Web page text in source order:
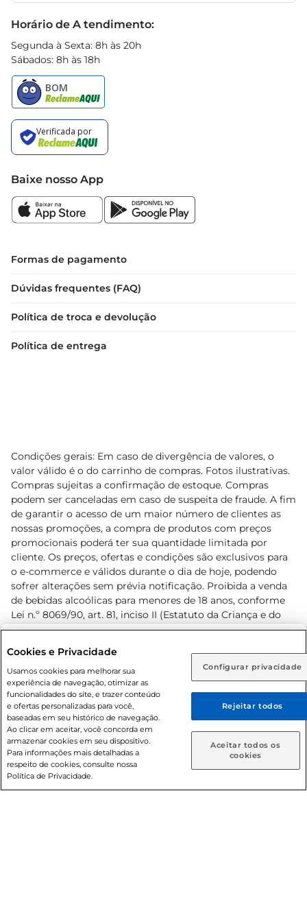
Rio de Janeiro (RJ) Goiás (GO)
Ou
Caso queira comprar online, informe como deseja receber
suas compras:
Entrega em casa Retire em Loja
em casa ou em pequenas reuniões. Sua
conservação é simples, podendo ser armazenado
em ambiente fresco e seco. Após aberto,
recomendase manter na geladeira e consumir
em até 3 dias para garantir a frescura e qualidade
do produto.
Com o Leite de Coco Freddo, suas receitas
autenticidade que vão impressionar a todos.
Horário de A tendimento:
Segunda à Sexta: 8h às 20h
Sábados: 8h às 18h
Baixe nosso App
Formas de pagamento
Dúvidas frequentes (FAQ)
Política de troca e devolução
Política de entrega
Condições gerais: Em caso de divergência de valores, o
valor válido é o do carrinho de compras. Fotos ilustrativas.
Compras sujeitas a confirmação de estoque. Compras
podem ser canceladas em caso de suspeita de fraude. A fim
de garantir o acesso de um maior número de clientes as
nossas promoções, a compra de produtos com preços
promocionais poderá ter sua quantidade limitada por
cliente. Os preços, ofertas e condições são exclusivos para
o e-commerce e válidos durante o dia de hoje, podendo
sofrer alterações sem prévia notificação. Proibida a venda
de bebidas alcoólicas para menores de 18 anos, conforme
Lei n.º 8069/90, art. 81, inciso II (Estatuto da Criança e do
Adolescente). Preços e condições exclusivos para o
prévio. O valor mínimo para as compras on-line é de R$
80,00.
© 2026 Copyright. Todos os direitos
reservados Prezunic.
Cookies e Privacidade
Usamos cookies para melhorar sua
experiência de navegação, otimizar as
funcionalidades do site, e trazer conteúdo
e ofertas personalizadas para você,
baseadas em seu histórico de navegação.
Ao clicar em aceitar, você concorda em
armazenar cookies em seu dispositivo.
Para informações mais detalhadas a
respeito de cookies, consulte nossa
Política de Privacidade.
Configurar privacidade
Rejeitar todos
Aceitar todos os
cookies